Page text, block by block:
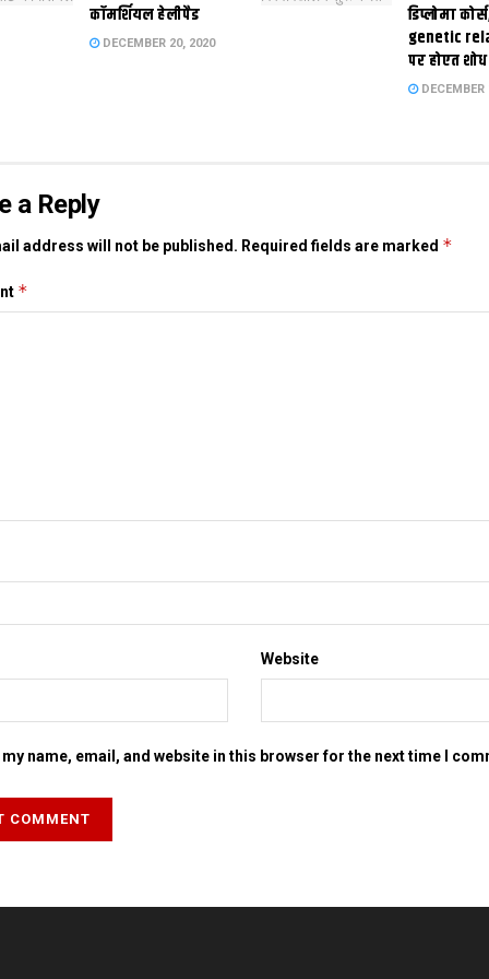
कॉमर्शियल हेलीपैड
DECEMBER 20, 2020
डिप्लोमा
genetic
पर होएत शोध
DECEMBER
a Reply
address will not be published. Required fields are marked *
*
Website
my name, email, and website in this browser for the next time I